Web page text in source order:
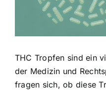
THC Tropfen sind ein
der Medizin und
fragen sich, ob diese